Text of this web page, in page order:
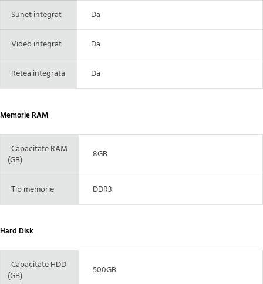
Sunet integrat Da
Video integrat Da
Retea integrata Da
Memorie RAM
Capacitate RAM
(GB)
8GB
Tip memorie DDR3
Hard Disk
Capacitate HDD
(GB)
500GB